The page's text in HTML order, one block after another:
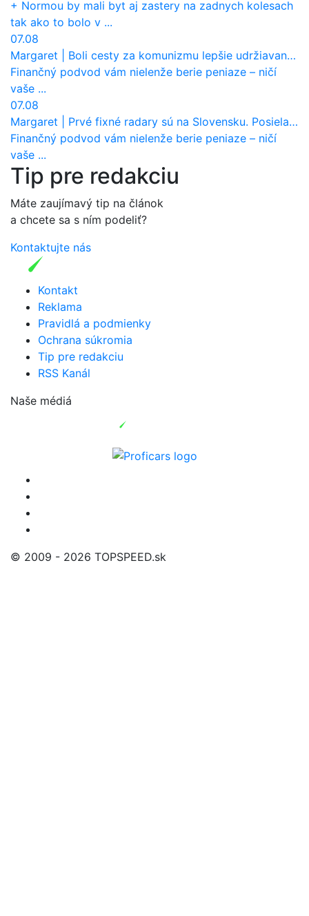
+ Normou by mali byt aj zastery na zadnych kolesach
tak ako to bolo v ...
07.08
Margaret
Boli cesty za komunizmu lepšie udržiavané ako dnes?
Finančný podvod vám nielenže berie peniaze – ničí
vaše ...
07.08
Margaret
Prvé fixné radary sú na Slovensku. Posielajú už pokuty? Ukáže ich Waze?
Finančný podvod vám nielenže berie peniaze – ničí
vaše ...
Tip pre redakciu
Máte zaujímavý tip na článok
a chcete sa s ním podeliť?
Kontaktujte nás
Kontakt
Reklama
Pravidlá a podmienky
Ochrana súkromia
Tip pre redakciu
RSS Kanál
Naše médiá
© 2009 - 2026 TOPSPEED.sk